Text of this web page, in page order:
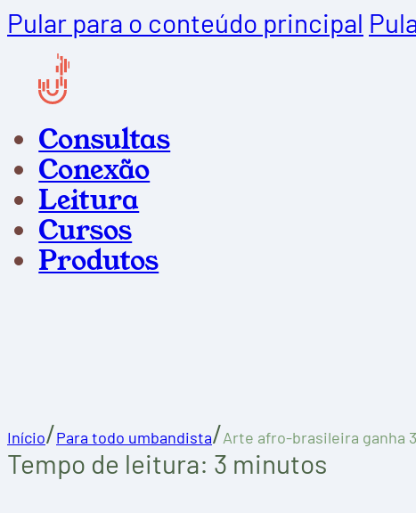
Pular para o conteúdo principal
Consultas
Conexão
Leitura
Cursos
Produtos
Início/Para todo umbandista/Arte afro-brasileira ganha
Tempo de leitura: 3 minutos